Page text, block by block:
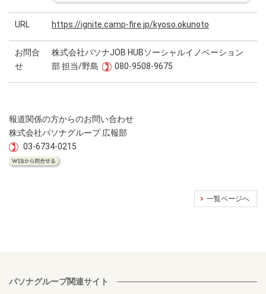
URL https://ignite.camp-fire.jp/kyoso.okunoto
お問合
せ
株式会社パソナJOB HUBソーシャルイノベーション
部 担当/野島
080-9508-9675
報道関係の方からのお問い合わせ
株式会社パソナグループ 広報部
03-6734-0215
一覧ページへ
パソナグループ関連サイト